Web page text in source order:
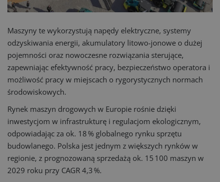
Maszyny te wykorzystują napędy elektryczne, systemy
odzyskiwania energii, akumulatory litowo-jonowe o dużej
pojemności oraz nowoczesne rozwiązania sterujące,
zapewniając efektywność pracy, bezpieczeństwo operatora i
możliwość pracy w miejscach o rygorystycznych normach
środowiskowych.
Rynek maszyn drogowych w Europie rośnie dzięki
inwestycjom w infrastrukturę i regulacjom ekologicznym,
odpowiadając za ok. 18 % globalnego rynku sprzętu
budowlanego. Polska jest jednym z większych rynków w
regionie, z prognozowaną sprzedażą ok. 15 100 maszyn w
2029 roku przy CAGR 4,3 %.